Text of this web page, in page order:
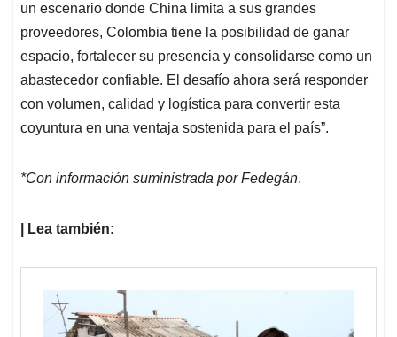
un escenario donde China limita a sus grandes
proveedores, Colombia tiene la posibilidad de ganar
espacio, fortalecer su presencia y consolidarse como un
abastecedor confiable. El desafío ahora será responder
con volumen, calidad y logística para convertir esta
coyuntura en una ventaja sostenida para el país”.
*Con información suministrada por Fedegán.
| Lea también: